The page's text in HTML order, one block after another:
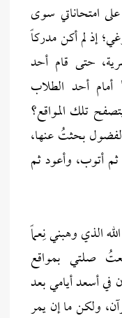
على امتحاناتي سوى
إذ لم أكن مدركاً
حتى قام أحد
أمام أحد الطلاب
تلك المواقع؟
بحثتُ عنها،
أتوب، وأعود ثم
الذي وهبني نِعماً
صلتي بمواقع
في أسعد أيامي بعد
ولكن ما إن يمر